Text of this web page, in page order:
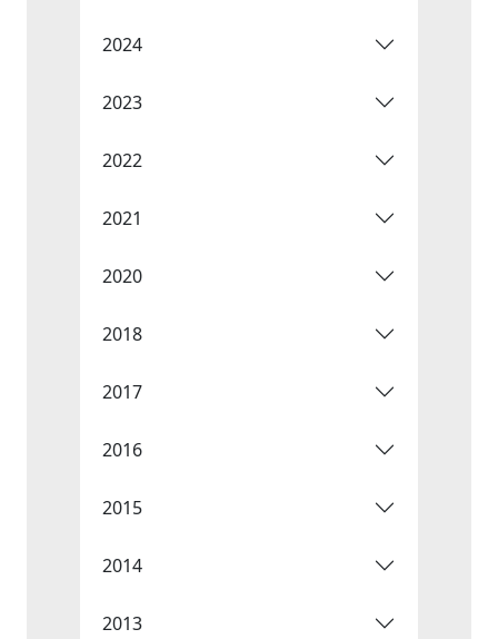
2024
2023
2022
2021
2020
2018
2017
2016
2015
2014
2013